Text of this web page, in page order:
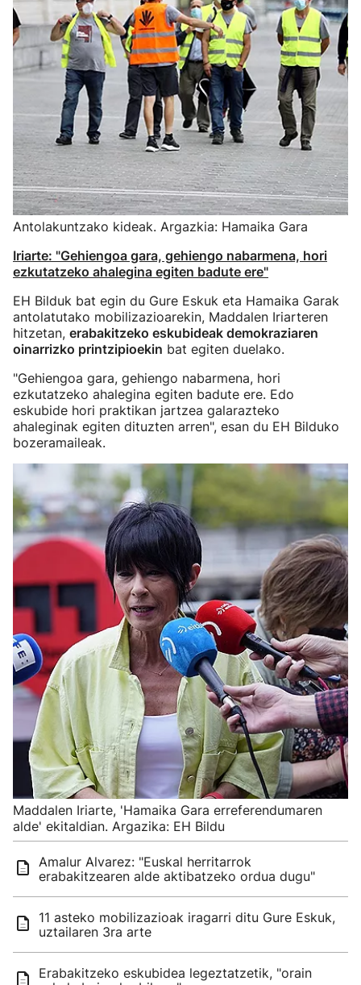
Antolakuntzako kideak. Argazkia: Hamaika Gara
Iriarte: "Gehiengoa gara, gehiengo nabarmena, hori
ezkutatzeko ahalegina egiten badute ere"
EH Bilduk bat egin du Gure Eskuk eta Hamaika Garak
antolatutako mobilizazioarekin, Maddalen Iriarteren
hitzetan, erabakitzeko eskubideak demokraziaren
oinarrizko printzipioekin bat egiten duelako.
"Gehiengoa gara, gehiengo nabarmena, hori
ezkutatzeko ahalegina egiten badute ere. Edo
eskubide hori praktikan jartzea galarazteko
ahaleginak egiten dituzten arren", esan du EH Bilduko
bozeramaileak.
Maddalen Iriarte, 'Hamaika Gara erreferendumaren
alde' ekitaldian. Argazika: EH Bildu
Amalur Alvarez: "Euskal herritarrok
erabakitzearen alde aktibatzeko ordua dugu"
11 asteko mobilizazioak iragarri ditu Gure Eskuk,
uztailaren 3ra arte
Erabakitzeko eskubidea legeztatzetik, "orain